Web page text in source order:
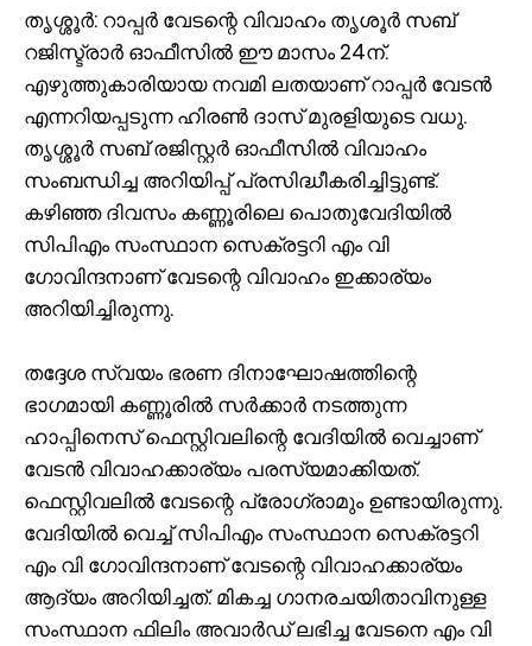
തൃശ്ശൂർ: റാപ്പർ വേടന്റെ വിവാഹം തൃശൂർ സബ്
റജിസ്ട്രാർ ഓഫീസിൽ ഈ മാസം 24ന്.
എഴുത്തുകാരിയായ നവമി ലതയാണ് റാപ്പർ വേടൻ
എന്നറിയപ്പടുന്ന ഹിരൺ ദാസ് മുരളിയുടെ വധു.
തൃശ്ശൂർ സബ് രജിസ്റ്റർ ഓഫീസിൽ വിവാഹം
സംബന്ധിച്ച അറിയിപ്പ് പ്രസിദ്ധീകരിച്ചിട്ടുണ്ട്.
കഴിഞ്ഞ ദിവസം കണ്ണൂരിലെ പൊതുവേദിയിൽ
സിപിഎം സംസ്ഥാന സെക്രട്ടറി എം വി
ഗോവിന്ദനാണ് വേടന്റെ വിവാഹം ഇക്കാര്യം
അറിയിച്ചിരുന്നു.
തദ്ദേശ സ്വയം ഭരണ ദിനാഘോഷത്തിന്റെ
ഭാഗമായി കണ്ണൂരില്‍ സര്‍ക്കാര്‍ നടത്തുന്ന
ഹാപ്പിനെസ് ഫെസ്റ്റിവലിന്റെ വേദിയില്‍ വെച്ചാണ്
വേടൻ വിവാഹക്കാര്യം പരസ്യമാക്കിയത്.
ഫെസ്റ്റിവലില്‍ വേടന്റെ പ്രോഗ്രാമും ഉണ്ടായിരുന്നു.
വേദിയില്‍ വെച്ച് സിപിഎം സംസ്ഥാന സെക്രട്ടറി
എം വി ഗോവിന്ദനാണ് വേടന്റെ വിവാഹക്കാര്യം
ആദ്യം അറിയിച്ചത്. മികച്ച ഗാനരചയിതാവിനുള്ള
സംസ്ഥാന ഫിലിം അവാര്‍ഡ് ലഭിച്ച വേടനെ എം വി